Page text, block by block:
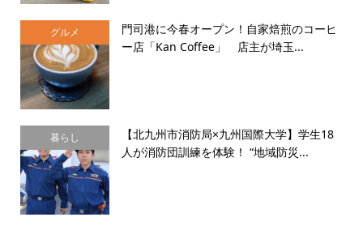
グルメ
門司港に今春オープン！自家焙煎のコーヒ
ー店「Kan Coffee」 店主が埼玉...
暮らし
【北九州市消防局×九州国際大学】学生18
人が消防団訓練を体験！ “地域防災...